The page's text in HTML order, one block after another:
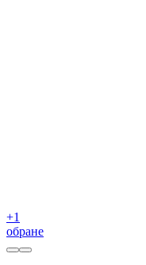
+1
обране